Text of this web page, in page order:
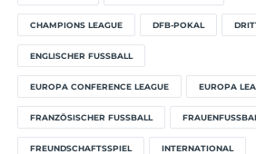
CHAMPIONS LEAGUE DFB-POKAL
ENGLISCHER FUSSBALL
EUROPA CONFERENCE LEAGUE EUROPA
FRANZÖSISCHER FUSSBALL
FREUNDSCHAFTSSPIEL INTERNATIONAL